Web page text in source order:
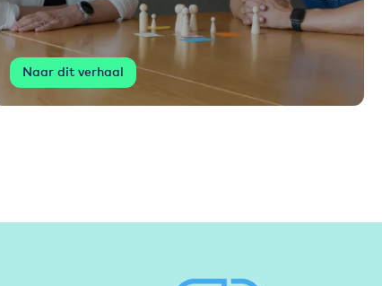
Naar dit verhaal